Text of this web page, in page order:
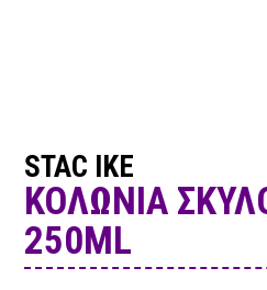
STAC IKE
ΚΟΛΏΝΙΑ
250ML